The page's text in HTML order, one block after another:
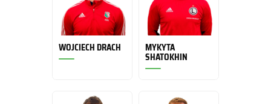
WOJCIECH DRACH MYKYTA
SHATOKHIN